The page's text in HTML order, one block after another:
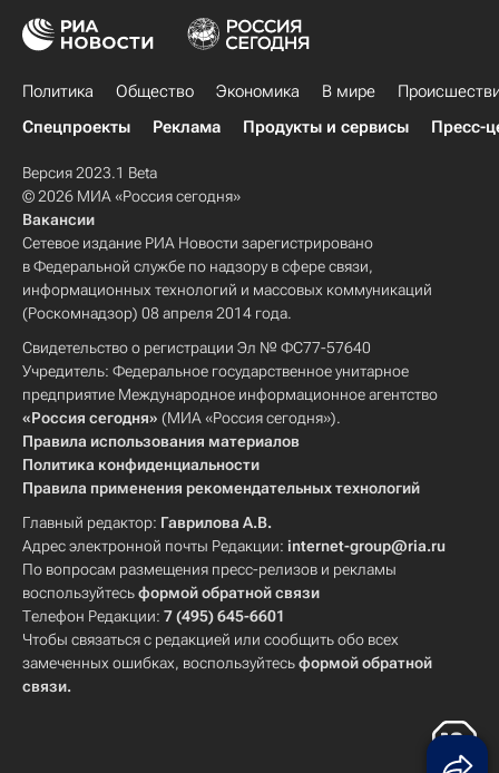
Политика Общество Экономика В мире
Спецпроекты
Реклама Продукты и сервисы Пресс-
Версия 2023.1 Beta
© 2026 МИА «Россия сегодня»
Вакансии
Сетевое издание РИА Новости зарегистрировано
в Федеральной службе по надзору в сфере связи,
информационных технологий и массовых коммуникаций
(Роскомнадзор) 08 апреля 2014 года.
Свидетельство о регистрации Эл № ФС77-57640
Учредитель: Федеральное государственное унитарное
предприятие Международное информационное агентство
«Россия сегодня» (МИА «Россия сегодня»).
Правила использования материалов
Политика конфиденциальности
Правила применения рекомендательных технологий
Главный редактор: Гаврилова А.В.
Адрес электронной почты Редакции: internet-group@ria.ru
По вопросам размещения пресс-релизов и рекламы
воспользуйтесьформой обратной связи
Телефон Редакции: 7 (495) 645-6601
Чтобы связаться с редакцией или сообщить обо всех
замеченных ошибках, воспользуйтесьформой обратной
связи.